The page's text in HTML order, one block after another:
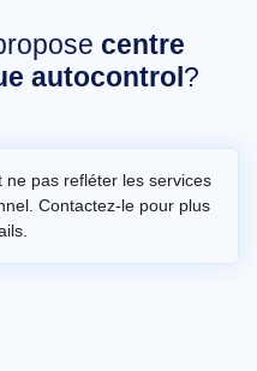
centre
autocontrol ?
ne pas refléter les services
Contactez-le pour plus